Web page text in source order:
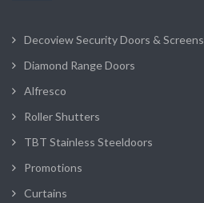
Decoview Security Doors & Screens
Diamond Range Doors
Alfresco
Roller Shutters
TBT Stainless Steeldoors
Promotions
Curtains